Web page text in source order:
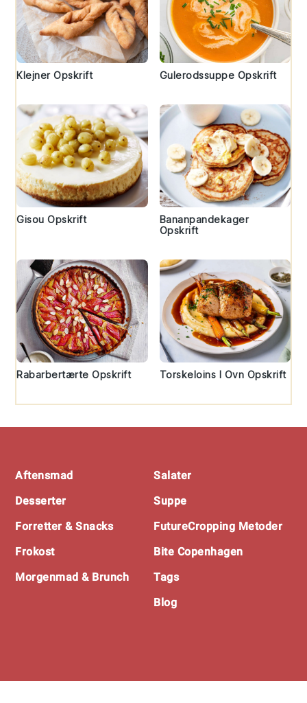
Klejner Opskrift Gulerodssuppe Opskrift
Gisou Opskrift
Bananpandekager
Opskrift
Rabarbertærte Opskrift Torskeloins I Ovn Opskrift
Aftensmad
Desserter
Forretter & Snacks
Frokost
Morgenmad & Brunch
Salater
Suppe
FutureCropping Metoder
Bite Copenhagen
Tags
Blog